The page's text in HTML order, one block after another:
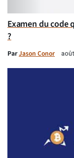
Examen du code
?
ParJason Conor